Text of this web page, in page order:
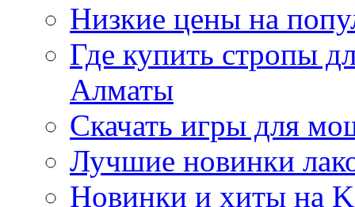
Низкие цены на
Где купить стропы
Алматы
Скачать игры для
Лучшие новинки
Новинки и хиты на